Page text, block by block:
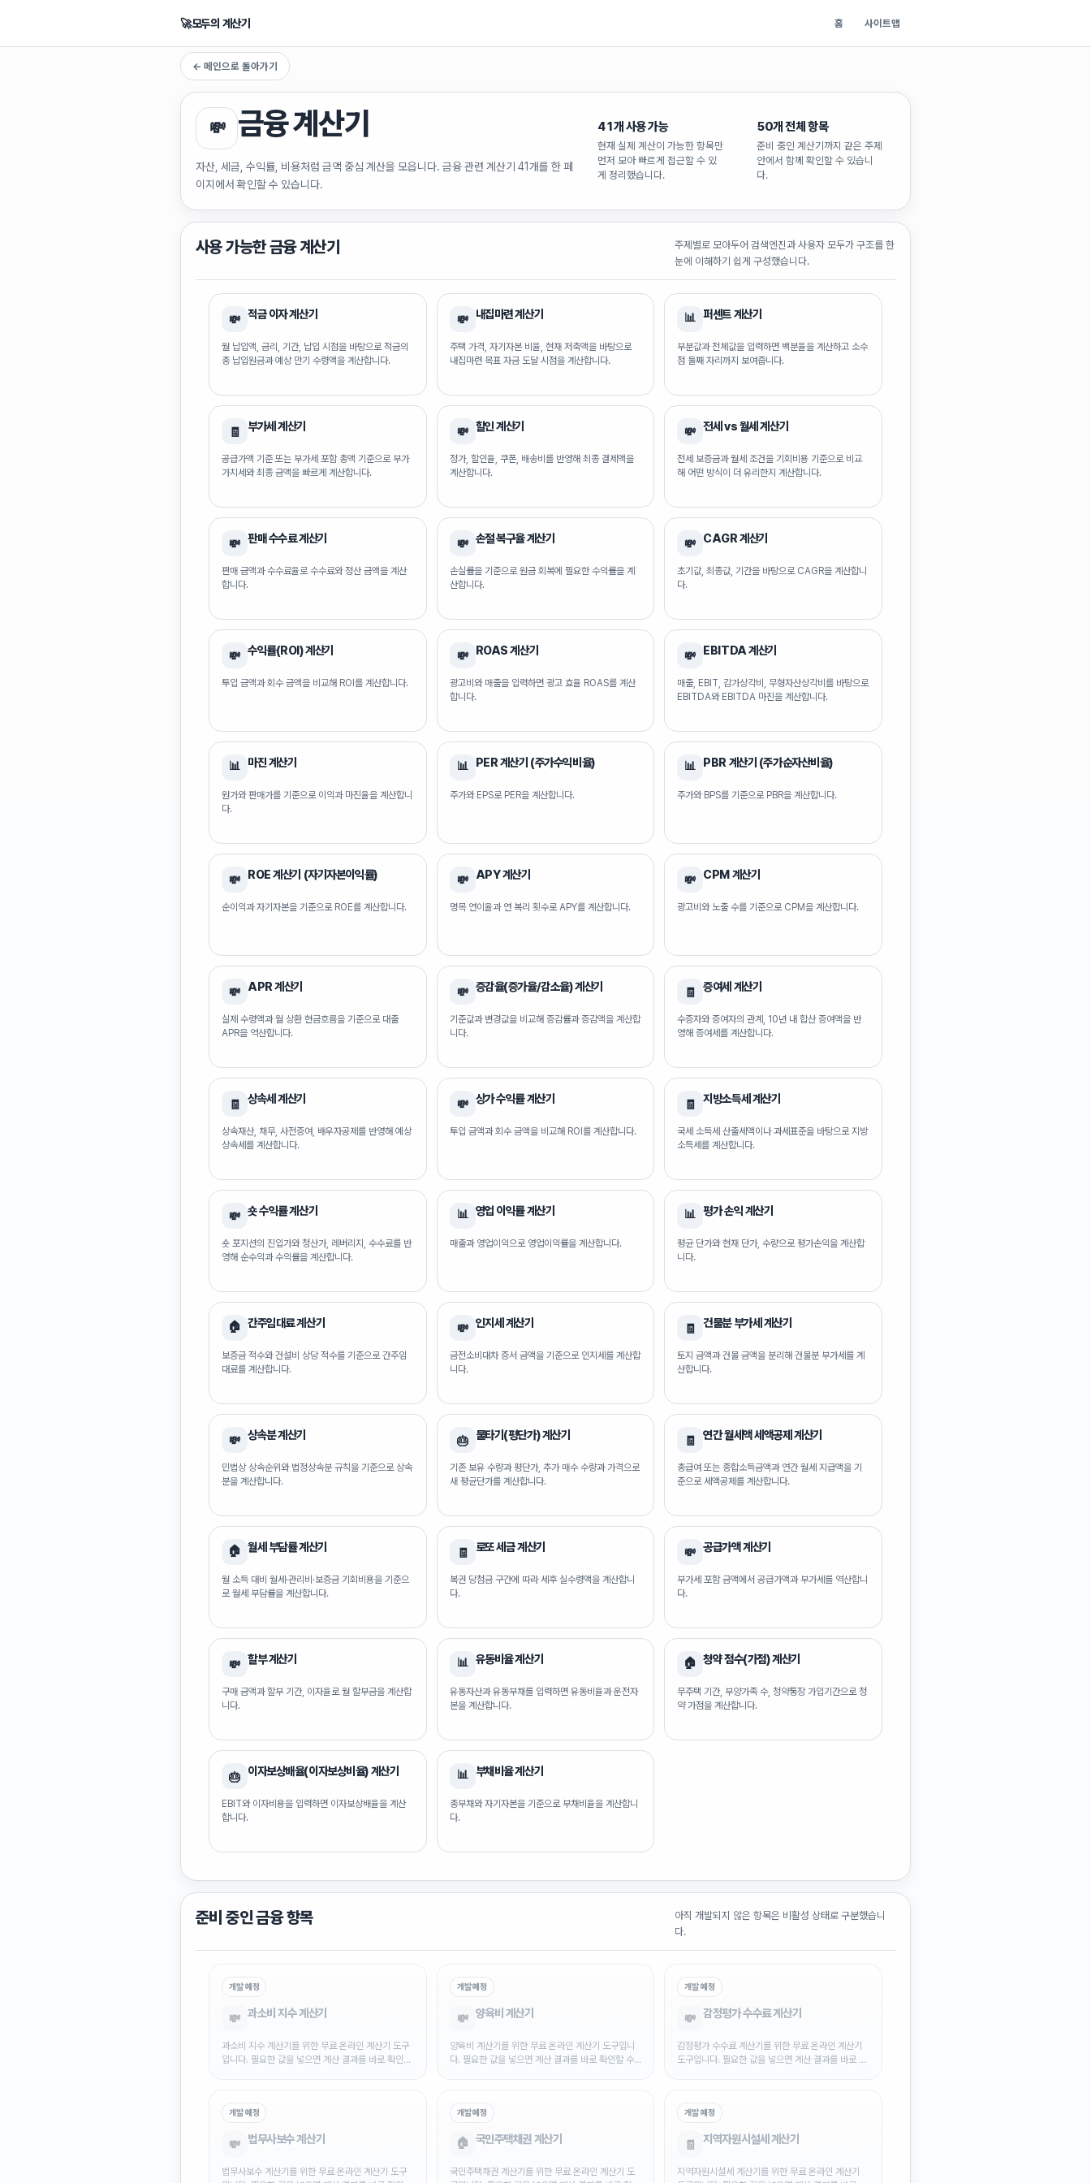
🚀모두의 계산기 홈 사이트맵
← 메인으로 돌아가기
💸 금융계산기
자산, 세금, 수익률, 비용처럼 금액 중심 계산을 모읍니다. 금융 관련 계산기 41개를 한 페
이지에서 확인할 수 있습니다.
41개 사용 가능
현재 실제 계산이 가능한 항목만
먼저 모아 빠르게 접근할 수 있
게 정리했습니다.
50개 전체 항목
준비 중인 계산기까지 같은 주제
안에서 함께 확인할 수 있습니
다.
사용 가능한금융계산기
주제별로 모아두어 검색엔진과 사용자 모두가 구조를 한
눈에 이해하기 쉽게 구성했습니다.
💸 적금 이자 계산기
월 납입액, 금리, 기간, 납입 시점을 바탕으로 적금의
총 납입원금과 예상 만기 수령액을 계산합니다.
💸 내집마련 계산기
주택 가격, 자기자본 비율, 현재 저축액을 바탕으로
내집마련 목표 자금 도달 시점을 계산합니다.
📊 퍼센트 계산기
부분값과 전체값을 입력하면 백분율을 계산하고 소수
점 둘째 자리까지 보여줍니다.
🧾 부가세 계산기
공급가액 기준 또는 부가세 포함 총액 기준으로 부가
가치세와 최종 금액을 빠르게 계산합니다.
💸 할인 계산기
정가, 할인율, 쿠폰, 배송비를 반영해 최종 결제액을
계산합니다.
💸 전세 vs 월세 계산기
전세 보증금과 월세 조건을 기회비용 기준으로 비교
해 어떤 방식이 더 유리한지 계산합니다.
💸 판매 수수료 계산기
판매 금액과 수수료율로 수수료와 정산 금액을 계산
합니다.
💸 손절 복구율 계산기
손실률을 기준으로 원금 회복에 필요한 수익률을 계
산합니다.
💸 CAGR 계산기
초기값, 최종값, 기간을 바탕으로 CAGR을 계산합니
다.
💸 수익률(ROI) 계산기
투입 금액과 회수 금액을 비교해 ROI를 계산합니다.
💸 ROAS 계산기
광고비와 매출을 입력하면 광고 효율 ROAS를 계산
합니다.
💸 EBITDA 계산기
매출, EBIT, 감가상각비, 무형자산상각비를 바탕으로
EBITDA와 EBITDA 마진을 계산합니다.
📊 마진 계산기
원가와 판매가를 기준으로 이익과 마진율을 계산합니
다.
📊 PER 계산기 (주가수익비율)
주가와 EPS로 PER을 계산합니다.
📊 PBR 계산기 (주가순자산비율)
주가와 BPS를 기준으로 PBR을 계산합니다.
💸 ROE 계산기 (자기자본이익률)
순이익과 자기자본을 기준으로 ROE를 계산합니다.
💸 APY 계산기
명목 연이율과 연 복리 횟수로 APY를 계산합니다.
💸 CPM 계산기
광고비와 노출 수를 기준으로 CPM을 계산합니다.
💸 APR 계산기
실제 수령액과 월 상환 현금흐름을 기준으로 대출
APR을 역산합니다.
💸 증감율(증가율/감소율) 계산기
기준값과 변경값을 비교해 증감률과 증감액을 계산합
니다.
🧾 증여세 계산기
수증자와 증여자의 관계, 10년 내 합산 증여액을 반
영해 증여세를 계산합니다.
🧾 상속세 계산기
상속재산, 채무, 사전증여, 배우자공제를 반영해 예상
상속세를 계산합니다.
💸 상가 수익률 계산기
투입 금액과 회수 금액을 비교해 ROI를 계산합니다.
🧾 지방소득세 계산기
국세 소득세 산출세액이나 과세표준을 바탕으로 지방
소득세를 계산합니다.
💸 숏 수익률 계산기
숏 포지션의 진입가와 청산가, 레버리지, 수수료를 반
영해 순수익과 수익률을 계산합니다.
📊 영업 이익률 계산기
매출과 영업이익으로 영업이익률을 계산합니다.
📊 평가 손익 계산기
평균 단가와 현재 단가, 수량으로 평가손익을 계산합
니다.
🏠 간주임대료 계산기
보증금 적수와 건설비 상당 적수를 기준으로 간주임
대료를 계산합니다.
💸 인지세 계산기
금전소비대차 증서 금액을 기준으로 인지세를 계산합
니다.
🧾 건물분 부가세 계산기
토지 금액과 건물 금액을 분리해 건물분 부가세를 계
산합니다.
💸 상속분 계산기
민법상 상속순위와 법정상속분 규칙을 기준으로 상속
분을 계산합니다.
🎂 물타기(평단가) 계산기
기존 보유 수량과 평단가, 추가 매수 수량과 가격으로
새 평균단가를 계산합니다.
🧾 연간 월세액 세액공제 계산기
총급여 또는 종합소득금액과 연간 월세 지급액을 기
준으로 세액공제를 계산합니다.
🏠 월세 부담률 계산기
월 소득 대비 월세·관리비·보증금 기회비용을 기준으
로 월세 부담률을 계산합니다.
🧾 로또 세금 계산기
복권 당첨금 구간에 따라 세후 실수령액을 계산합니
다.
💸 공급가액 계산기
부가세 포함 금액에서 공급가액과 부가세를 역산합니
다.
💸 할부 계산기
구매 금액과 할부 기간, 이자율로 월 할부금을 계산합
니다.
📊 유동비율 계산기
유동자산과 유동부채를 입력하면 유동비율과 운전자
본을 계산합니다.
🏠 청약 점수(가점) 계산기
무주택 기간, 부양가족 수, 청약통장 가입기간으로 청
약 가점을 계산합니다.
🎂 이자보상배율(이자보상비율) 계산기
EBIT와 이자비용을 입력하면 이자보상배율을 계산
합니다.
📊 부채비율 계산기
총부채와 자기자본을 기준으로 부채비율을 계산합니
다.
준비 중인금융항목
아직 개발되지 않은 항목은 비활성 상태로 구분했습니
다.
개발 예정
💸 과소비 지수 계산기
과소비 지수 계산기를 위한 무료 온라인 계산기 도구
입니다. 필요한 값을 넣으면 계산 결과를 바로 확인할
개발 예정
💸 양육비 계산기
양육비 계산기를 위한 무료 온라인 계산기 도구입니
다. 필요한 값을 넣으면 계산 결과를 바로 확인할 수
개발 예정
💸 감정평가 수수료 계산기
감정평가 수수료 계산기를 위한 무료 온라인 계산기
도구입니다. 필요한 값을 넣으면 계산 결과를 바로 확
개발 예정
💸 법무사보수 계산기
법무사보수 계산기를 위한 무료 온라인 계산기 도구
개발 예정
🏠 국민주택채권 계산기
국민주택채권 계산기를 위한 무료 온라인 계산기 도
개발 예정
🧾 지역자원시설세 계산기
지역자원시설세 계산기를 위한 무료 온라인 계산기